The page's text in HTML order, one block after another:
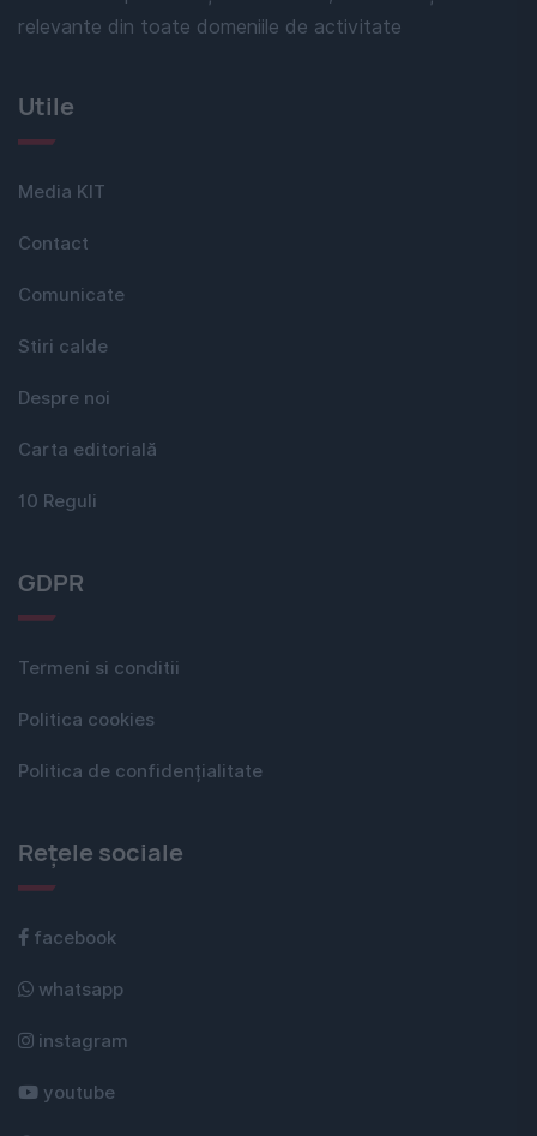
relevante din toate domeniile de activitate
Utile
Media KIT
Contact
Comunicate
Stiri calde
Despre noi
Carta editorială
10 Reguli
GDPR
Termeni si conditii
Politica cookies
Politica de confidențialitate
Rețele sociale
facebook
whatsapp
instagram
youtube